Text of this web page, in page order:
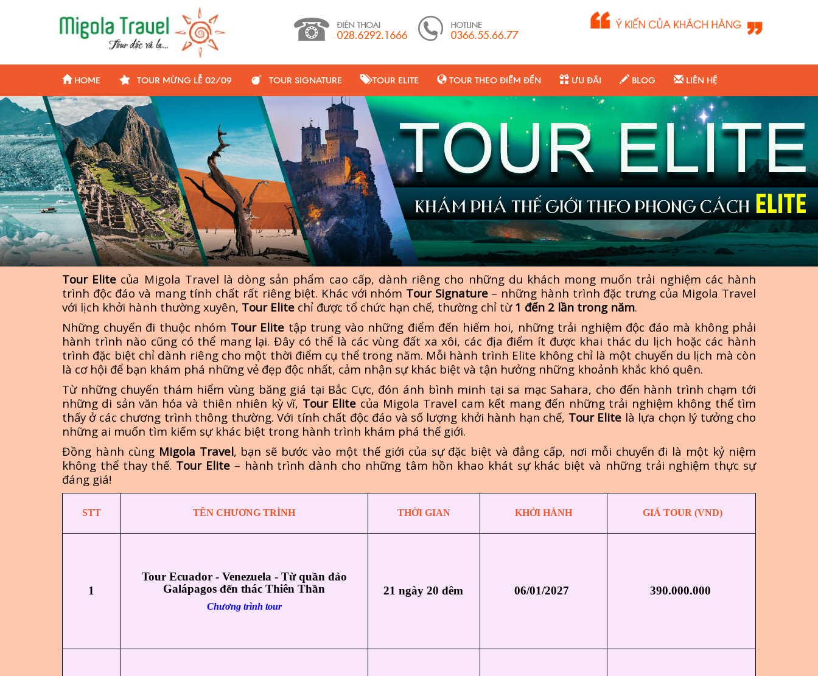
HOME TOUR MỪNG LỄ 02/09 TOUR SIGNATURE TOUR ELITE TOUR THEO ĐIỂM ĐẾN ƯU ĐÃI BLOG LIÊN HỆ
Tour Elite của Migola Travel là dòng sản phẩm cao cấp, dành riêng cho những du khách mong muốn trải nghiệm các hành
trình độc đáo và mang tính chất rất riêng biệt. Khác với nhóm Tour Signature– những hành trình đặc trưng của Migola Travel
với lịch khởi hành thường xuyên, Tour Elite chỉ được tổ chức hạn chế, thường chỉ từ 1 đến 2 lần trong năm.
Những chuyến đi thuộc nhóm Tour Elite tập trung vào những điểm đến hiếm hoi, những trải nghiệm độc đáo mà không phải
hành trình nào cũng có thể mang lại. Đây có thể là các vùng đất xa xôi, các địa điểm ít được khai thác du lịch hoặc các hành
trình đặc biệt chỉ dành riêng cho một thời điểm cụ thể trong năm. Mỗi hành trình Elite không chỉ là một chuyến du lịch mà còn
là cơ hội để bạn khám phá những vẻ đẹp độc nhất, cảm nhận sự khác biệt và tận hưởng những khoảnh khắc khó quên.
Từ những chuyến thám hiểm vùng băng giá tại Bắc Cực, đón ánh bình minh tại sa mạc Sahara, cho đến hành trình chạm tới
những di sản văn hóa và thiên nhiên kỳ vĩ, Tour Elite của Migola Travel cam kết mang đến những trải nghiệm không thể tìm
thấy ở các chương trình thông thường. Với tính chất độc đáo và số lượng khởi hành hạn chế, Tour Elite là lựa chọn lý tưởng cho
những ai muốn tìm kiếm sự khác biệt trong hành trình khám phá thế giới.
Đồng hành cùng Migola Travel, bạn sẽ bước vào một thế giới của sự đặc biệt và đẳng cấp, nơi mỗi chuyến đi là một kỷ niệm
không thể thay thế. Tour Elite– hành trình dành cho những tâm hồn khao khát sự khác biệt và những trải nghiệm thực sự
đáng giá!
STT TÊN CHƯƠNG TRÌNH THỜI GIAN KHỞI HÀNH GIÁ TOUR (VND)
1
Tour Ecuador - Venezuela - Từ quần đảo
Galápagos đến thác Thiên Thần
Chương trình tour
21 ngày 20 đêm 06/01/2027 390.000.000